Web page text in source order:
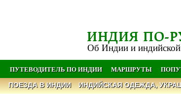
ИНДИЯ ПО-
Об Индии и индийской
ПУТЕВОДИТЕЛЬ ПО ИНДИИ МАРШРУТЫ
ПОЕЗДА В ИНДИИ ИНДИЙСКАЯ ОДЕЖДА,